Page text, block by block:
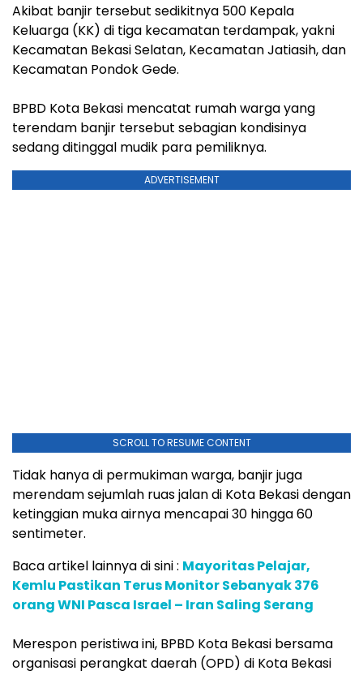
Akibat banjir tersebut sedikitnya 500 Kepala
Keluarga (KK) di tiga kecamatan terdampak, yakni
Kecamatan Bekasi Selatan, Kecamatan Jatiasih, dan
Kecamatan Pondok Gede. ⁣⁣⁣⁣⁣
BPBD Kota Bekasi mencatat rumah warga yang
terendam banjir tersebut sebagian kondisinya
sedang ditinggal mudik para pemiliknya.
ADVERTISEMENT
SCROLL TO RESUME CONTENT
Tidak hanya di permukiman warga, banjir juga
merendam sejumlah ruas jalan di Kota Bekasi dengan
ketinggian muka airnya mencapai 30 hingga 60
sentimeter. ⁣⁣⁣⁣⁣
Baca artikel lainnya di sini : Mayoritas Pelajar,
Kemlu Pastikan Terus Monitor Sebanyak 376
orang WNI Pasca Israel – Iran Saling Serang
Merespon peristiwa ini, BPBD Kota Bekasi bersama
organisasi perangkat daerah (OPD) di Kota Bekasi